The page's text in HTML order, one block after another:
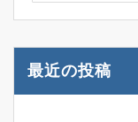
最近の投稿